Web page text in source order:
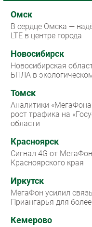
Омск
В сердце Омска —
LTE в центре города
Новосибирск
Новосибирская
БПЛА в
Томск
Аналитики
рост трафика на
области
Красноярск
Сигнал 4G от
Красноярского края
Иркутск
МегаФон усилил
Приангарья для
Кемерово